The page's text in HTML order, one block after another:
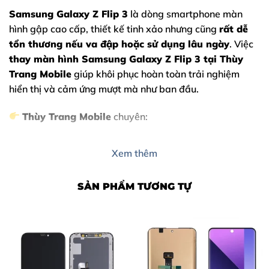
Samsung Galaxy Z Flip 3 là dòng smartphone màn
hình gập cao cấp, thiết kế tinh xảo nhưng cũng rất dễ
tổn thương nếu va đập hoặc sử dụng lâu ngày. Việc
thay màn hình Samsung Galaxy Z Flip 3 tại Thùy
Trang Mobile giúp khôi phục hoàn toàn trải nghiệm
hiển thị và cảm ứng mượt mà như ban đầu.
Thùy Trang Mobile chuyên:
Sửa chữa màn hình Samsung cao cấp tại Đồng Nai
Nội Dung Bài Viết
Dấu hiệu cho thấy bạn cần thay màn hình Samsung
Galaxy Z Flip 3
Xem thêm
SẢN PHẨM TƯƠNG TỰ